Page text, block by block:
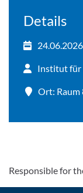
Details
Institut für
Ort: Raum
Responsible for